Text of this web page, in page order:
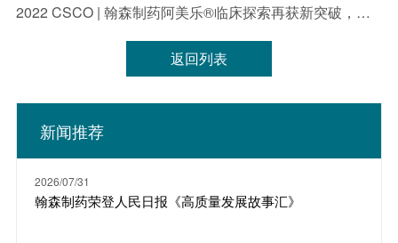
2022 CSCO | 翰森制药阿美乐®临床探索再获新突破，四项研究数据权威发布
返回列表
新闻推荐
2026/07/31
翰森制药荣登人民日报《高质量发展故事汇》